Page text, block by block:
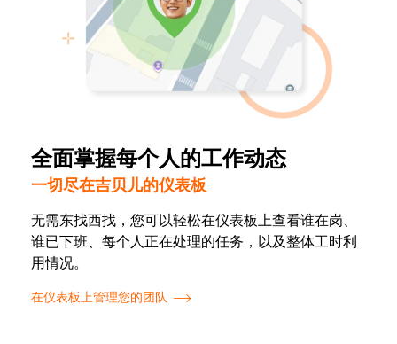
全面掌握每个人的工作动态
一切尽在吉贝儿的仪表板
无需东找西找，您可以轻松在仪表板上查看谁在岗、
谁已下班、每个人正在处理的任务，以及整体工时利
用情况。
在仪表板上管理您的团队